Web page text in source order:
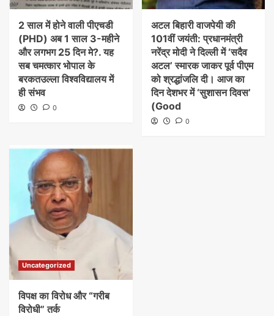
2 साल में होने वाली पीएचडी
(PHD) अब 1 साल 3-महीने
और लगभग 25 दिन मे?. यह
सब चमत्कार भोपाल के
बरकतउल्ला विश्वविद्यालय में
ही संभव
0
अटल बिहारी वाजपेयी की
101वीं जयंती: प्रधानमंत्री
नरेंद्र मोदी ने दिल्ली में ‘सदैव
अटल’ स्मारक जाकर पूर्व पीएम
को श्रद्धांजलि दी। आज का
दिन देशभर में ‘सुशासन दिवस’
(Good
0
Uncategorized
​विपक्ष का विरोध और “गरीब
विरोधी” तर्क